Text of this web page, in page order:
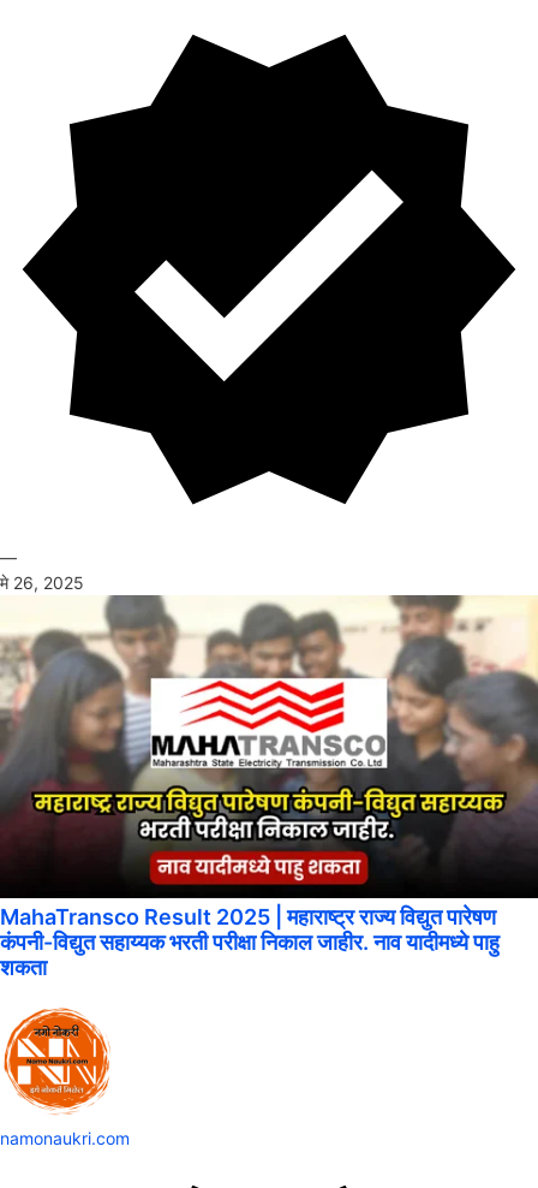
—
मे 26, 2025
MahaTransco Result 2025 | महाराष्ट्र राज्य विद्युत पारेषण
कंपनी-विद्युत सहाय्यक भरती परीक्षा निकाल जाहीर. नाव यादीमध्ये पाहु
शकता
namonaukri.com